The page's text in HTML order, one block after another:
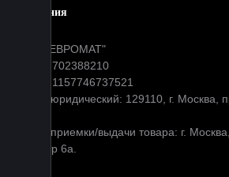
Компания
ООО "ЕВРОМАТ"
ИНН: 7702388210
ОГРН: 1157746737521
Адрес юридический: 129110, г. Москва,
Адрес приемки/выдачи товара: г.
д 35 стр 6а.